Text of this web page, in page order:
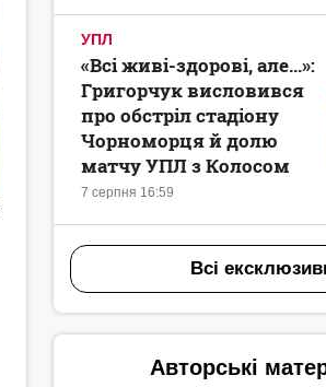
УПЛ
7 серпня 16:59
«Всі живі-здорові, але...»:
Григорчук висловився
про обстріл стадіону
Чорноморця й долю
матчу УПЛ з Колосом
Всі
Авторські